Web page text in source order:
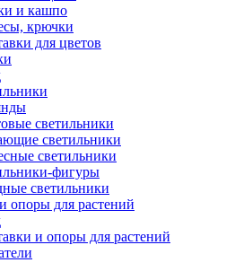
и кашпо
крючки
для цветов
светильники
светильники
светильники
фигуры
светильники
опоры для растений
и опоры для растений